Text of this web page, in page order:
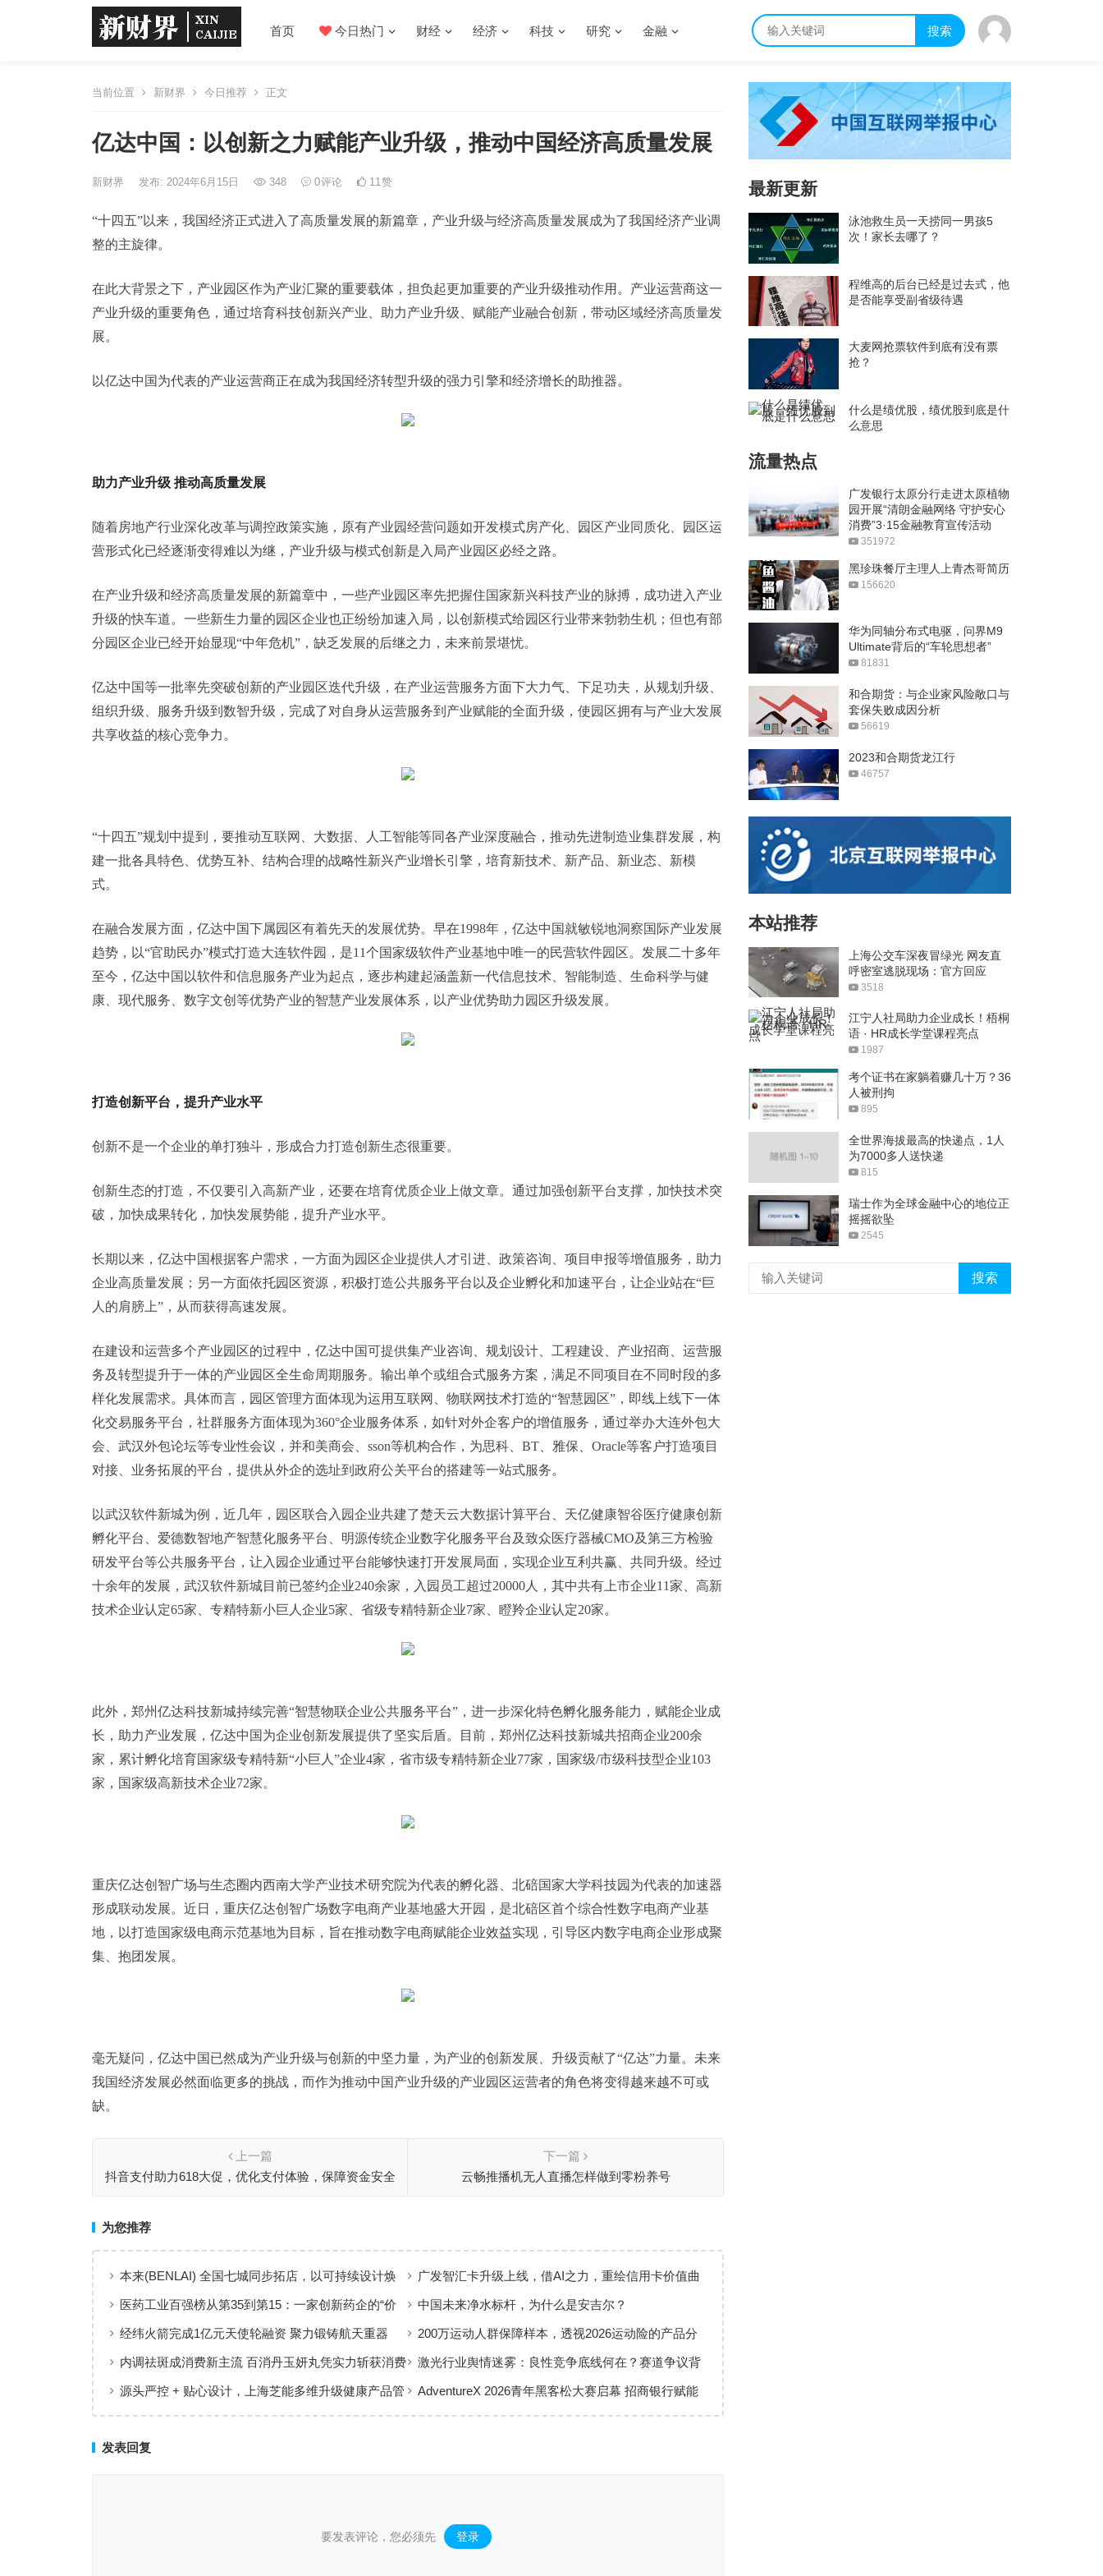
首页 今日热门 财经 经济 科技 研究 金融 搜索
当前位置 新财界 今日推荐 正文
亿达中国：以创新之力赋能产业升级，推动中国经济高质量发展
新财界 发布: 2024年6月15日 348 0评论 11赞
“十四五”以来，我国经济正式进入了高质量发展的新篇章，产业升级与经济高质量发展成为了我国经济产业调
整的主旋律。
在此大背景之下，产业园区作为产业汇聚的重要载体，担负起更加重要的产业升级推动作用。产业运营商这一
产业升级的重要角色，通过培育科技创新兴产业、助力产业升级、赋能产业融合创新，带动区域经济高质量发
展。
以亿达中国为代表的产业运营商正在成为我国经济转型升级的强力引擎和经济增长的助推器。
助力产业升级 推动高质量发展
随着房地产行业深化改革与调控政策实施，原有产业园经营问题如开发模式房产化、园区产业同质化、园区运
营形式化已经逐渐变得难以为继，产业升级与模式创新是入局产业园区必经之路。
在产业升级和经济高质量发展的新篇章中，一些产业园区率先把握住国家新兴科技产业的脉搏，成功进入产业
升级的快车道。一些新生力量的园区企业也正纷纷加速入局，以创新模式给园区行业带来勃勃生机；但也有部
分园区企业已经开始显现“中年危机”，缺乏发展的后继之力，未来前景堪忧。
亿达中国等一批率先突破创新的产业园区迭代升级，在产业运营服务方面下大力气、下足功夫，从规划升级、
组织升级、服务升级到数智升级，完成了对自身从运营服务到产业赋能的全面升级，使园区拥有与产业大发展
共享收益的核心竞争力。
“十四五”规划中提到，要推动互联网、大数据、人工智能等同各产业深度融合，推动先进制造业集群发展，构
建一批各具特色、优势互补、结构合理的战略性新兴产业增长引擎，培育新技术、新产品、新业态、新模
式。
在融合发展方面，亿达中国下属园区有着先天的发展优势。早在1998年，亿达中国就敏锐地洞察国际产业发展
趋势，以“官助民办”模式打造大连软件园，是11个国家级软件产业基地中唯一的民营软件园区。发展二十多年
至今，亿达中国以软件和信息服务产业为起点，逐步构建起涵盖新一代信息技术、智能制造、生命科学与健
康、现代服务、数字文创等优势产业的智慧产业发展体系，以产业优势助力园区升级发展。
打造创新平台，提升产业水平
创新不是一个企业的单打独斗，形成合力打造创新生态很重要。
创新生态的打造，不仅要引入高新产业，还要在培育优质企业上做文章。通过加强创新平台支撑，加快技术突
破，加快成果转化，加快发展势能，提升产业水平。
长期以来，亿达中国根据客户需求，一方面为园区企业提供人才引进、政策咨询、项目申报等增值服务，助力
企业高质量发展；另一方面依托园区资源，积极打造公共服务平台以及企业孵化和加速平台，让企业站在“巨
人的肩膀上”，从而获得高速发展。
在建设和运营多个产业园区的过程中，亿达中国可提供集产业咨询、规划设计、工程建设、产业招商、运营服
务及转型提升于一体的产业园区全生命周期服务。输出单个或组合式服务方案，满足不同项目在不同时段的多
样化发展需求。具体而言，园区管理方面体现为运用互联网、物联网技术打造的“智慧园区”，即线上线下一体
化交易服务平台，社群服务方面体现为360°企业服务体系，如针对外企客户的增值服务，通过举办大连外包大
会、武汉外包论坛等专业性会议，并和美商会、sson等机构合作，为思科、BT、雅保、Oracle等客户打造项目
对接、业务拓展的平台，提供从外企的选址到政府公关平台的搭建等一站式服务。
以武汉软件新城为例，近几年，园区联合入园企业共建了楚天云大数据计算平台、天亿健康智谷医疗健康创新
孵化平台、爱德数智地产智慧化服务平台、明源传统企业数字化服务平台及致众医疗器械CMO及第三方检验
研发平台等公共服务平台，让入园企业通过平台能够快速打开发展局面，实现企业互利共赢、共同升级。经过
十余年的发展，武汉软件新城目前已签约企业240余家，入园员工超过20000人，其中共有上市企业11家、高新
技术企业认定65家、专精特新小巨人企业5家、省级专精特新企业7家、瞪羚企业认定20家。
此外，郑州亿达科技新城持续完善“智慧物联企业公共服务平台”，进一步深化特色孵化服务能力，赋能企业成
长，助力产业发展，亿达中国为企业创新发展提供了坚实后盾。目前，郑州亿达科技新城共招商企业200余
家，累计孵化培育国家级专精特新“小巨人”企业4家，省市级专精特新企业77家，国家级/市级科技型企业103
家，国家级高新技术企业72家。
重庆亿达创智广场与生态圈内西南大学产业技术研究院为代表的孵化器、北碚国家大学科技园为代表的加速器
形成联动发展。近日，重庆亿达创智广场数字电商产业基地盛大开园，是北碚区首个综合性数字电商产业基
地，以打造国家级电商示范基地为目标，旨在推动数字电商赋能企业效益实现，引导区内数字电商企业形成聚
集、抱团发展。
毫无疑问，亿达中国已然成为产业升级与创新的中坚力量，为产业的创新发展、升级贡献了“亿达”力量。未来
我国经济发展必然面临更多的挑战，而作为推动中国产业升级的产业园区运营者的角色将变得越来越不可或
缺。
上一篇
抖音支付助力618大促，优化支付体验，保障资金安全
下一篇
云畅推播机无人直播怎样做到零粉养号
为您推荐
本来(BENLAI) 全国七城同步拓店，以可持续设计焕
新品牌体验
广发智汇卡升级上线，借AI之力，重绘信用卡价值曲
线
医药工业百强榜从第35到第15：一家创新药企的“价
值增长”样本
中国未来净水标杆，为什么是安吉尔？
经纬火箭完成1亿元天使轮融资 聚力锻铸航天重器
200万运动人群保障样本，透视2026运动险的产品分
层与适配逻辑
内调祛斑成消费新主流 百消丹玉妍丸凭实力斩获消费
者认可
激光行业舆情迷雾：良性竞争底线何在？赛道争议背
源头严控 + 贴心设计，上海芝能多维升级健康产品管
AdventureX 2026青年黑客松大赛启幕 招商银行赋能
发表回复
要发表评论，您必须先 登录 。
最新更新
泳池救生员一天捞同一男孩5
次！家长去哪了？
程维高的后台已经是过去式，他
是否能享受副省级待遇
大麦网抢票软件到底有没有票
抢？
什么是绩优股，绩优股到底是什
么意思
流量热点
广发银行太原分行走进太原植物
园开展“清朗金融网络 守护安心
消费”3·15金融教育宣传活动
351972
黑珍珠餐厅主理人上青杰哥简历
156620
华为同轴分布式电驱，问界M9
Ultimate背后的“车轮思想者”
81831
和合期货：与企业家风险敞口与
套保失败成因分析
56619
2023和合期货龙江行
46757
本站推荐
上海公交车深夜冒绿光 网友直
呼密室逃脱现场：官方回应
3518
江宁人社局助力企业成长！梧桐
语 · HR成长学堂课程亮点
1987
考个证书在家躺着赚几十万？36
人被刑拘
895
全世界海拔最高的快递点，1人
为7000多人送快递
815
瑞士作为全球金融中心的地位正
摇摇欲坠
2545
搜索